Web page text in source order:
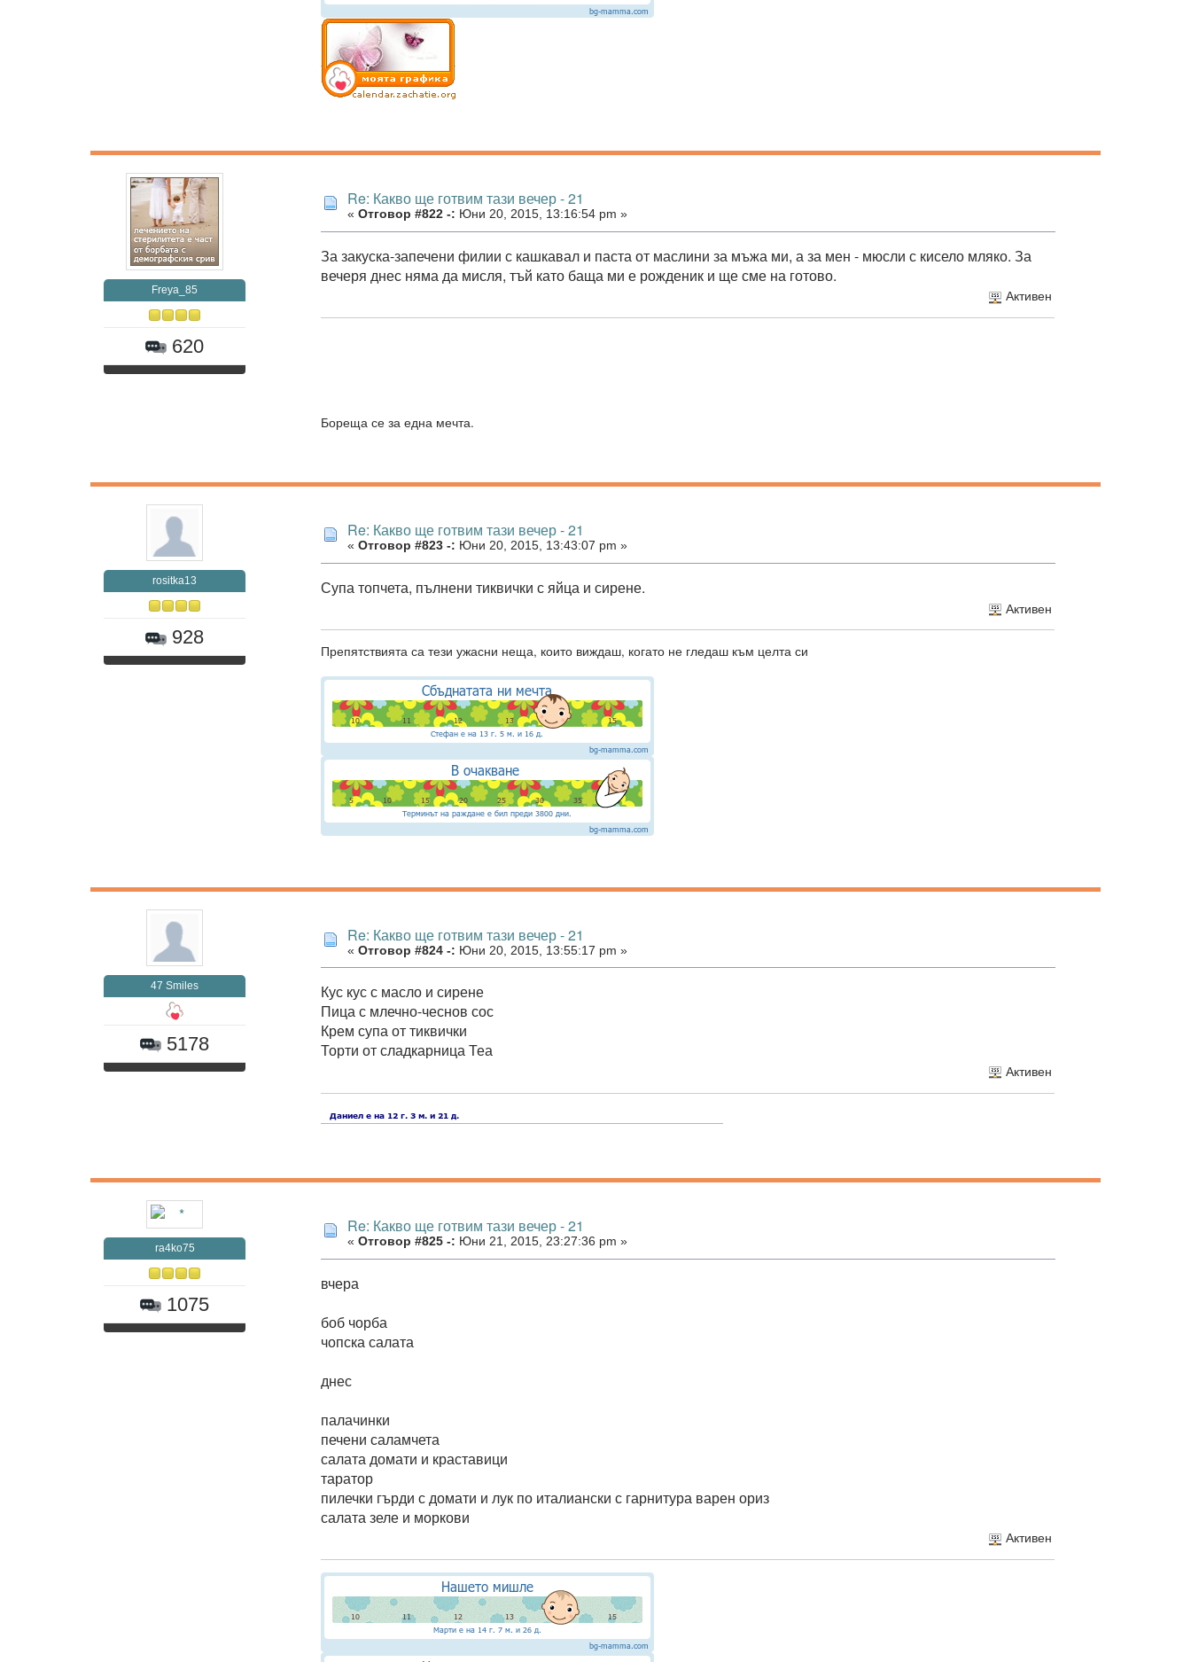
Freya_85
620
Re: Какво ще готвим тази вечер - 21
« Отговор #822 -: Юни 20, 2015, 13:16:54 pm »
За закуска-запечени филии с кашкавал и паста от маслини за мъжа ми, а за мен - мюсли с кисело мляко. За
вечеря днес няма да мисля, тъй като баща ми е рожденик и ще сме на готово.
Активен
Бореща се за една мечта.
rositka13
928
Re: Какво ще готвим тази вечер - 21
« Отговор #823 -: Юни 20, 2015, 13:43:07 pm »
Супа топчета, пълнени тиквички с яйца и сирене.
Активен
Препятствията са тези ужасни неща, които виждаш, когато не гледаш към целта си
47 Smiles
5178
Re: Какво ще готвим тази вечер - 21
« Отговор #824 -: Юни 20, 2015, 13:55:17 pm »
Кус кус с масло и сирене
Пица с млечно-чеснов сос
Крем супа от тиквички
Торти от сладкарница Теа
Активен
ra4ko75
1075
Re: Какво ще готвим тази вечер - 21
« Отговор #825 -: Юни 21, 2015, 23:27:36 pm »
вчера
боб чорба
чопска салата
днес
палачинки
печени саламчета
салата домати и краставици
таратор
пилечки гърди с домати и лук по италиански с гарнитура варен ориз
салата зеле и моркови
Активен